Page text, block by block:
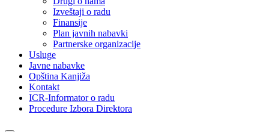
Izveštaji o radu
Finansije
Plan javnih nabavki
Partnerske organizacije
Usluge
Javne nabavke
Opština Kanjiža
Kontakt
ICR-Informator o radu
Procedure Izbora Direktora